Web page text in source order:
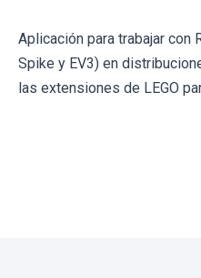
Aplicación para trabajar con
Spike y EV3) en
las extensiones de LEGO